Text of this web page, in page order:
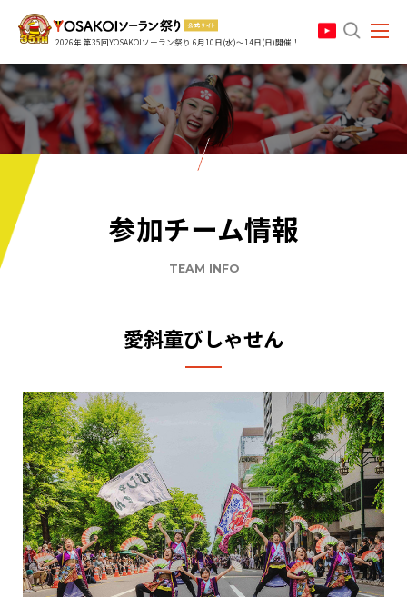
2026年 第35回YOSAKOIソーラン祭り 6月10日(水)～14日(日)開催！
search
参加チーム情報
TEAM INFO
愛斜童びしゃせん